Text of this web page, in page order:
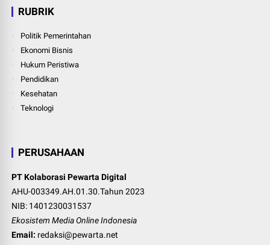
RUBRIK
Politik Pemerintahan
Ekonomi Bisnis
Hukum Peristiwa
Pendidikan
Kesehatan
Teknologi
PERUSAHAAN
PT Kolaborasi Pewarta Digital
AHU-003349.AH.01.30.Tahun 2023
NIB: 1401230031537
Ekosistem Media Online Indonesia
Email: redaksi@pewarta.net